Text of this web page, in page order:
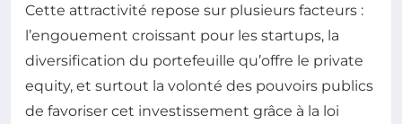
Cette attractivité repose sur plusieurs facteurs :
l’engouement croissant pour les startups, la
diversification du portefeuille qu’offre le private
equity, et surtout la volonté des pouvoirs publics
de favoriser cet investissement grâce à la loi